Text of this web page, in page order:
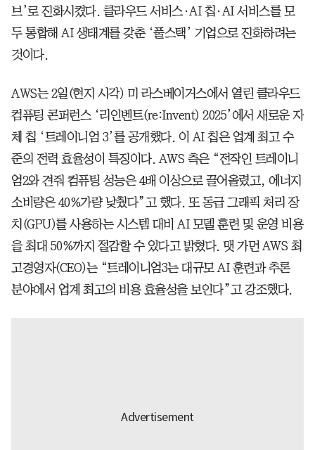
브’로 진화시켰다. 클라우드 서비스·AI 칩·AI 서비스를 모
두 통합해 AI 생태계를 갖춘 ‘풀스택’ 기업으로 진화하려는
것이다.
AWS는 2일(현지 시각) 미 라스베이거스에서 열린 클라우드
컴퓨팅 콘퍼런스 ‘리인벤트(re:Invent) 2025’에서 새로운 자
체 칩 ‘트레이니엄 3’를 공개했다. 이 AI 칩은 업계 최고 수
준의 전력 효율성이 특징이다. AWS 측은 “전작인 트레이니
엄2와 견줘 컴퓨팅 성능은 4배 이상으로 끌어올렸고, 에너지
소비량은 40%가량 낮췄다”고 했다. 또 동급 그래픽 처리 장
치(GPU)를 사용하는 시스템 대비 AI 모델 훈련 및 운영 비용
을 최대 50%까지 절감할 수 있다고 밝혔다. 맷 가먼 AWS 최
고경영자(CEO)는 “트레이니엄3는 대규모 AI 훈련과 추론
분야에서 업계 최고의 비용 효율성을 보인다”고 강조했다.